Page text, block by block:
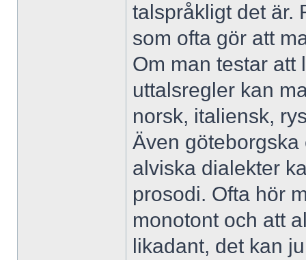
talspråkligt det är.
som ofta gör att
Om man testar att
uttalsregler kan
norsk, italiensk,
Även
alviska dialekter
prosodi. Ofta hör
monotont och att
likadant, det kan